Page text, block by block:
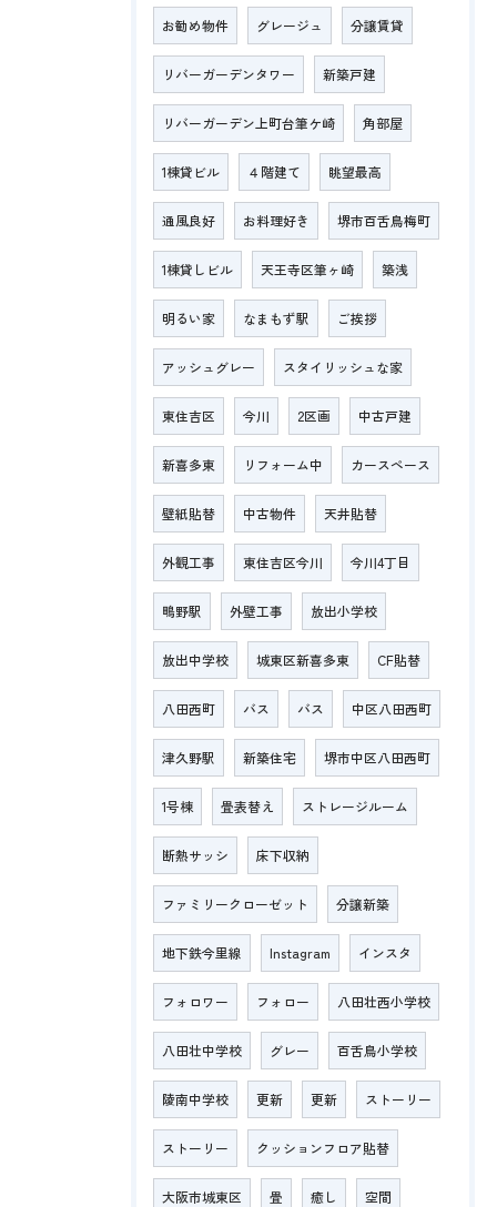
お勧め物件 グレージュ 分譲賃貸
リバーガーデンタワー 新築戸建
リバーガーデン上町台筆ケ崎 角部屋
1棟貸ビル ４階建て 眺望最高
通風良好 お料理好き 堺市百舌鳥梅町
1棟貸しビル 天王寺区筆ヶ崎 築浅
明るい家 なまもず駅 ご挨拶
アッシュグレー スタイリッシュな家
東住吉区 今川 2区画 中古戸建
新喜多東 リフォーム中 カースペース
壁紙貼替 中古物件 天井貼替
外観工事 東住吉区今川 今川4丁目
鴫野駅 外壁工事 放出小学校
放出中学校 城東区新喜多東 CF貼替
八田西町 バス バス 中区八田西町
津久野駅 新築住宅 堺市中区八田西町
1号棟 畳表替え ストレージルーム
断熱サッシ 床下収納
ファミリークローゼット 分譲新築
地下鉄今里線 Instagram インスタ
フォロワー フォロー 八田壮西小学校
八田壮中学校 グレー 百舌鳥小学校
陵南中学校 更新 更新 ストーリー
ストーリー クッションフロア貼替
大阪市城東区 畳 癒し 空間